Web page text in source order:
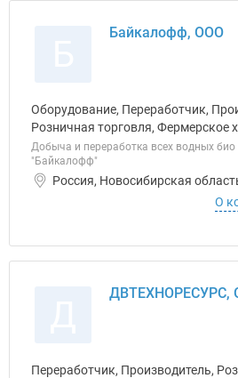
Байкалофф, ООО
Оборудование, Переработчик,
Розничная торговля, Фермерское
Добыча и переработка всех водных
"Байкалофф"
Россия, Новосибирская
О
ДВТЕХНОРЕСУРС,
Переработчик, Производитель,